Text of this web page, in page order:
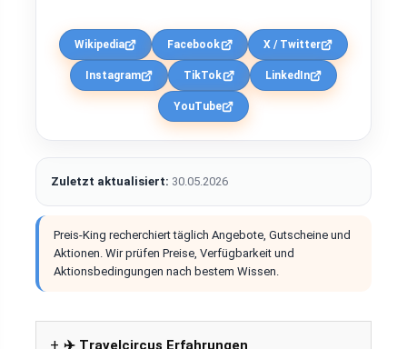
Wikipedia Facebook X / Twitter
Instagram TikTok LinkedIn
YouTube
Zuletzt aktualisiert: 30.05.2026
Preis-King recherchiert täglich Angebote, Gutscheine und
Aktionen. Wir prüfen Preise, Verfügbarkeit und
Aktionsbedingungen nach bestem Wissen.